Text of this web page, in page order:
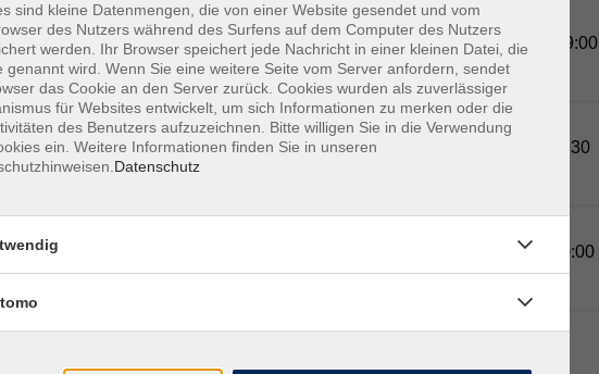
Tradition des Yoga Forum München e.V.
Mo. 10.08.2026 09:00
Planegg
Forum München e.V.
Mi. 11.11.2026 15:30
Sa. 28.11.2026 10:00
Planegg
sind kleine Datenmengen, die von einer Website gesendet und vom
des Nutzers während des Surfens auf dem Computer des Nutzers
werden. Ihr Browser speichert jede Nachricht in einer kleinen Datei, die
genannt wird. Wenn Sie eine weitere Seite vom Server anfordern, sendet
das Cookie an den Server zurück. Cookies wurden als zuverlässiger
für Websites entwickelt, um sich Informationen zu merken oder die
des Benutzers aufzuzeichnen. Bitte willigen Sie in die Verwendung
ein. Weitere Informationen finden Sie in unseren
Datenschutz